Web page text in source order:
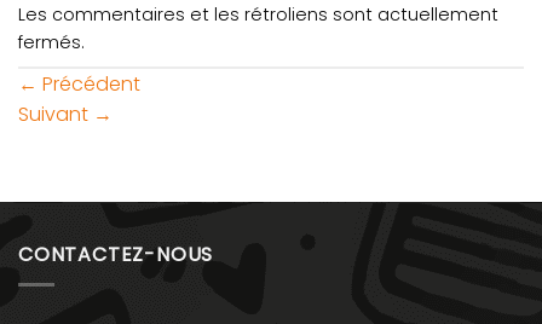
Les commentaires et les rétroliens sont actuellement
fermés.
← Précédent
Suivant →
CONTACTEZ-NOUS